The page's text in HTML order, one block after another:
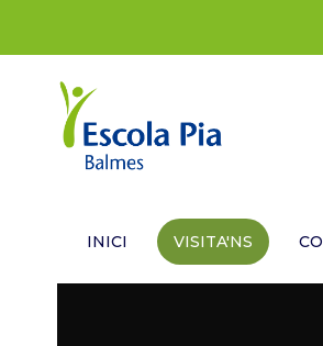
INICI VISITA'NS